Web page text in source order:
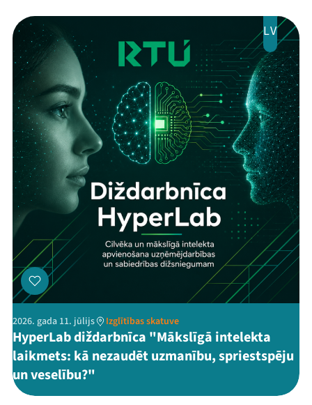
LV
2026. gada 11. jūlijs Izglītības skatuve
HyperLab diždarbnīca "Mākslīgā intelekta
laikmets: kā nezaudēt uzmanību, spriestspēju
un veselību?"